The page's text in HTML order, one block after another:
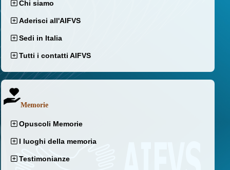
Chi siamo
Aderisci all'AIFVS
Sedi in Italia
Tutti i contatti AIFVS
Memorie
Opuscoli Memorie
I luoghi della memoria
Testimonianze